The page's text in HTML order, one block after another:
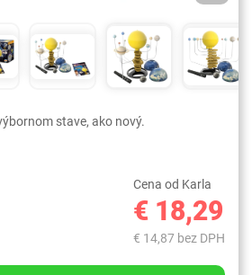
stave, ako nový.
Cena od Karla
€ 18,29
€ 14,87 bez DPH